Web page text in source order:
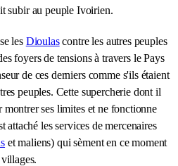
au peuple Ivoirien.
les Dioulascontre les autres peuples
foyers de tensions à travers le Pays
de ces derniers comme s'ils étaient
peuples. Cette supercherie dont il
ses limites et ne fonctionne
attaché les services de mercenaires
et maliens) qui sèment en ce moment